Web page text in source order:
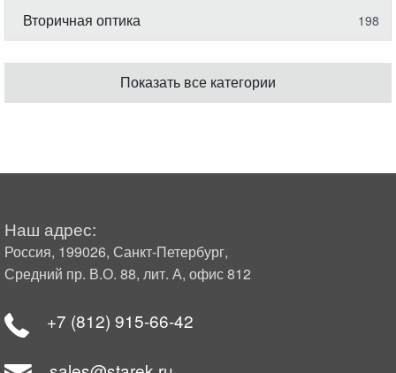
Вторичная оптика 198
Показать все категории
Наш адрес:
Россия, 199026, Санкт-Петербург,
Средний пр. В.О. 88, лит. А, офис 812
+7 (812) 915-66-42